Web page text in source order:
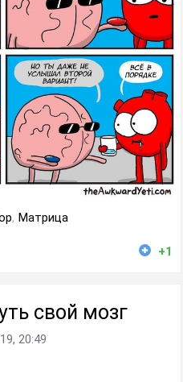
, Матрица
+1
свой мозг
20:49